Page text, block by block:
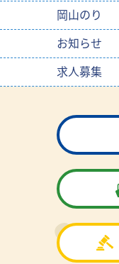
岡山のり
お知らせ
求人募集